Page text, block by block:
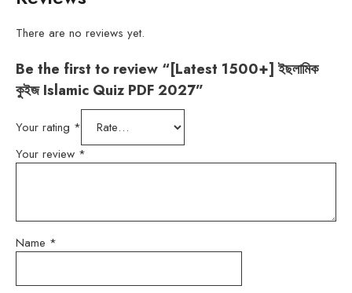
There are no reviews yet.
Be the first to review “[Latest 1500+] ইছলামিক
কুইজ Islamic Quiz PDF 2027”
Your rating *
Your review *
Name *